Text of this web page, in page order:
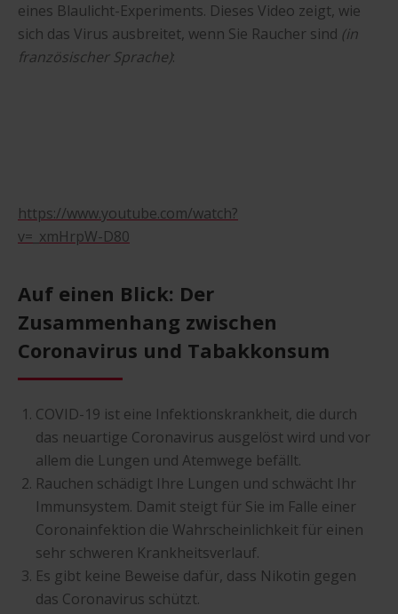
eines Blaulicht-Experiments. Dieses Video zeigt, wie
sich das Virus ausbreitet, wenn Sie Raucher sind (in
französischer Sprache):
https://www.youtube.com/watch?
v=_xmHrpW-D80
Auf einen Blick: Der
Zusammenhang zwischen
Coronavirus und Tabakkonsum
COVID-19 ist eine Infektionskrankheit, die durch
das neuartige Coronavirus ausgelöst wird und vor
allem die Lungen und Atemwege befällt.
Rauchen schädigt Ihre Lungen und schwächt Ihr
Immunsystem. Damit steigt für Sie im Falle einer
Coronainfektion die Wahrscheinlichkeit für einen
sehr schweren Krankheitsverlauf.
Es gibt keine Beweise dafür, dass Nikotin gegen
das Coronavirus schützt.